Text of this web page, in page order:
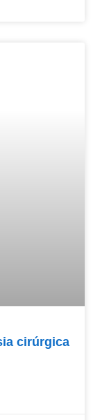
cirúrgica